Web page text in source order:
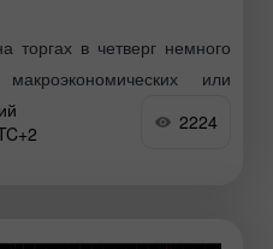
торгах в четверг немного
или
этого не было никаких.
30-40 пунктов никакие
2224